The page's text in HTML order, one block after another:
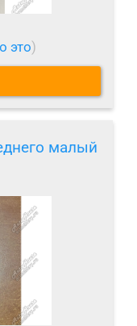
это)
малый